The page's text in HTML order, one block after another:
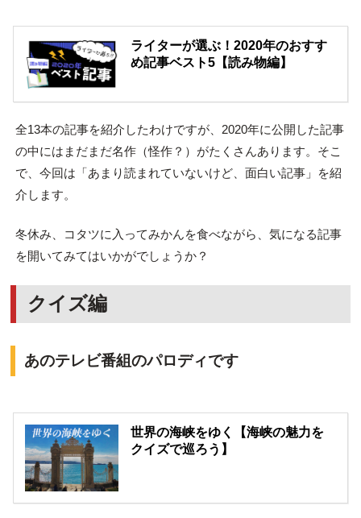
ライターが選ぶ！2020年のおすす
め記事ベスト5【読み物編】
全13本の記事を紹介したわけですが、2020年に公開した記事
の中にはまだまだ名作（怪作？）がたくさんあります。そこ
で、今回は「あまり読まれていないけど、面白い記事」を紹
介します。
冬休み、コタツに入ってみかんを食べながら、気になる記事
を開いてみてはいかがでしょうか？
クイズ編
あのテレビ番組のパロディです
世界の海峡をゆく【海峡の魅力を
クイズで巡ろう】